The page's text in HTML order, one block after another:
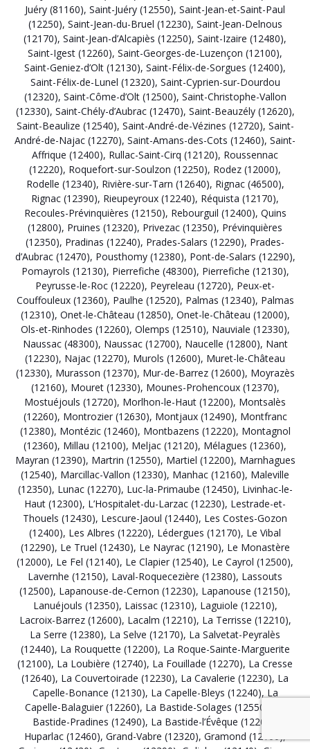
Juéry (81160), Saint-Juéry (12550), Saint-Jean-et-Saint-Paul
(12250), Saint-Jean-du-Bruel (12230), Saint-Jean-Delnous
(12170), Saint-Jean-d’Alcapiès (12250), Saint-Izaire (12480),
Saint-Igest (12260), Saint-Georges-de-Luzençon (12100),
Saint-Geniez-d’Olt (12130), Saint-Félix-de-Sorgues (12400),
Saint-Félix-de-Lunel (12320), Saint-Cyprien-sur-Dourdou
(12320), Saint-Côme-d’Olt (12500), Saint-Christophe-Vallon
(12330), Saint-Chély-d’Aubrac (12470), Saint-Beauzély (12620),
Saint-Beaulize (12540), Saint-André-de-Vézines (12720), Saint-
André-de-Najac (12270), Saint-Amans-des-Cots (12460), Saint-
Affrique (12400), Rullac-Saint-Cirq (12120), Roussennac
(12220), Roquefort-sur-Soulzon (12250), Rodez (12000),
Rodelle (12340), Rivière-sur-Tarn (12640), Rignac (46500),
Rignac (12390), Rieupeyroux (12240), Réquista (12170),
Recoules-Prévinquières (12150), Rebourguil (12400), Quins
(12800), Pruines (12320), Privezac (12350), Prévinquières
(12350), Pradinas (12240), Prades-Salars (12290), Prades-
d’Aubrac (12470), Pousthomy (12380), Pont-de-Salars (12290),
Pomayrols (12130), Pierrefiche (48300), Pierrefiche (12130),
Peyrusse-le-Roc (12220), Peyreleau (12720), Peux-et-
Couffouleux (12360), Paulhe (12520), Palmas (12340), Palmas
(12310), Onet-le-Château (12850), Onet-le-Château (12000),
Ols-et-Rinhodes (12260), Olemps (12510), Nauviale (12330),
Naussac (48300), Naussac (12700), Naucelle (12800), Nant
(12230), Najac (12270), Murols (12600), Muret-le-Château
(12330), Murasson (12370), Mur-de-Barrez (12600), Moyrazès
(12160), Mouret (12330), Mounes-Prohencoux (12370),
Mostuéjouls (12720), Morlhon-le-Haut (12200), Montsalès
(12260), Montrozier (12630), Montjaux (12490), Montfranc
(12380), Montézic (12460), Montbazens (12220), Montagnol
(12360), Millau (12100), Meljac (12120), Mélagues (12360),
Mayran (12390), Martrin (12550), Martiel (12200), Marnhagues
(12540), Marcillac-Vallon (12330), Manhac (12160), Maleville
(12350), Lunac (12270), Luc-la-Primaube (12450), Livinhac-le-
Haut (12300), L’Hospitalet-du-Larzac (12230), Lestrade-et-
Thouels (12430), Lescure-Jaoul (12440), Les Costes-Gozon
(12400), Les Albres (12220), Lédergues (12170), Le Vibal
(12290), Le Truel (12430), Le Nayrac (12190), Le Monastère
(12000), Le Fel (12140), Le Clapier (12540), Le Cayrol (12500),
Lavernhe (12150), Laval-Roquecezière (12380), Lassouts
(12500), Lapanouse-de-Cernon (12230), Lapanouse (12150),
Lanuéjouls (12350), Laissac (12310), Laguiole (12210),
Lacroix-Barrez (12600), Lacalm (12210), La Terrisse (12210),
La Serre (12380), La Selve (12170), La Salvetat-Peyralès
(12440), La Rouquette (12200), La Roque-Sainte-Marguerite
(12100), La Loubière (12740), La Fouillade (12270), La Cresse
(12640), La Couvertoirade (12230), La Cavalerie (12230), La
Capelle-Bonance (12130), La Capelle-Bleys (12240), La
Capelle-Balaguier (12260), La Bastide-Solages (12550)
Bastide-Pradines (12490), La Bastide-l’Évêque (12200)
Huparlac (12460), Grand-Vabre (12320), Gramond (12160),